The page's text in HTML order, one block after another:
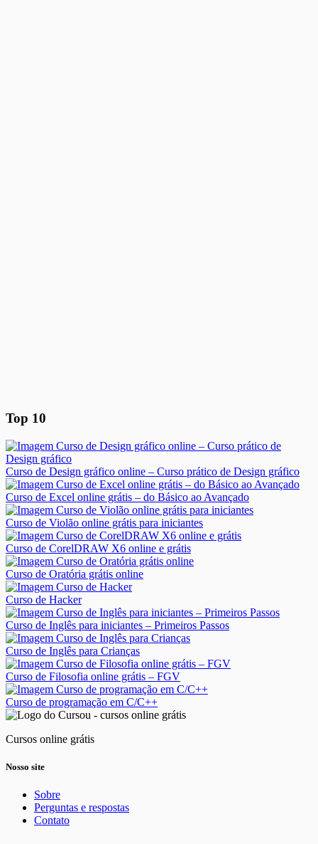
Top 10
Curso de Design gráfico online – Curso prático de Design gráfico
Curso de Excel online grátis – do Básico ao Avançado
Curso de Violão online grátis para iniciantes
Curso de CorelDRAW X6 online e grátis
Curso de Oratória grátis online
Curso de Hacker
Curso de Inglês para iniciantes – Primeiros Passos
Curso de Inglês para Crianças
Curso de Filosofia online grátis – FGV
Curso de programação em C/C++
Cursos online grátis
Nosso site
Sobre
Perguntas e respostas
Contato